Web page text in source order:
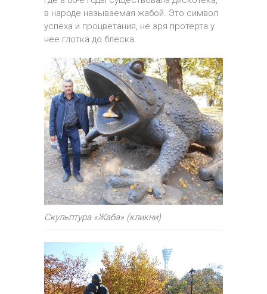
в народе называемая жабой. Это символ
успеха и процветания, не зря протерта у
нее глотка до блеска.
Скульптура «Жаба» (кликни)